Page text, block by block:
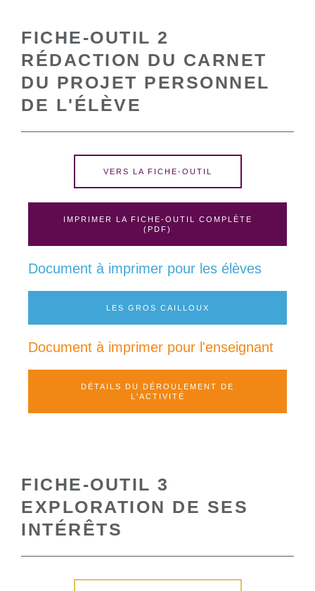
FICHE-OUTIL 2
RÉDACTION DU CARNET
DU PROJET PERSONNEL
DE L'ÉLÈVE
VERS LA FICHE-OUTIL
IMPRIMER LA FICHE-OUTIL COMPLÈTE
(PDF)
Document à imprimer pour les élèves
LES GROS CAILLOUX
Document à imprimer pour l'enseignant
DÉTAILS DU DÉROULEMENT DE
L'ACTIVITÉ
FICHE-OUTIL 3
EXPLORATION DE SES
INTÉRÊTS